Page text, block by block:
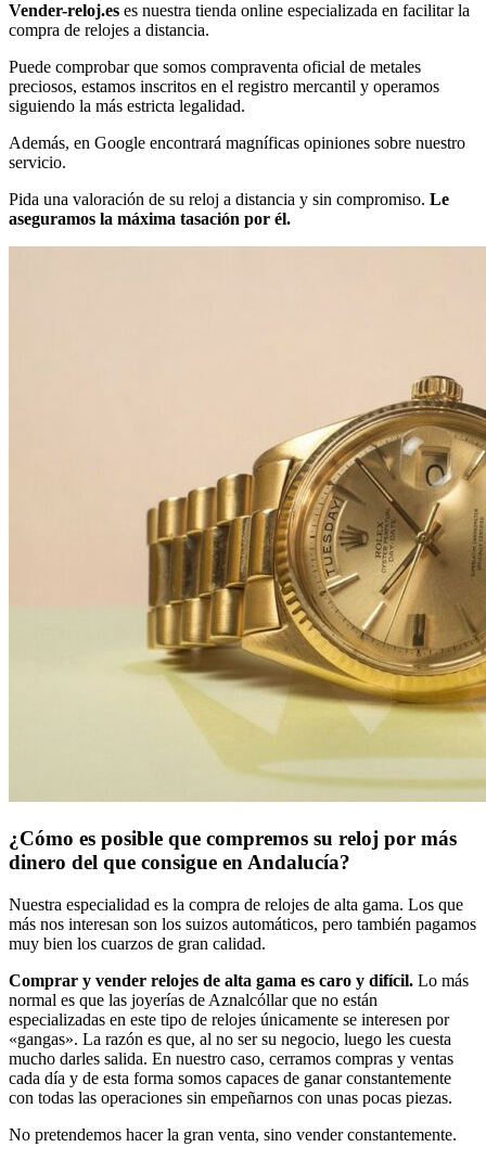
Vender-reloj.es es nuestra tienda online especializada en facilitar la
compra de relojes a distancia.
Puede comprobar que somos compraventa oficial de metales
preciosos, estamos inscritos en el registro mercantil y operamos
siguiendo la más estricta legalidad.
Además, en Google encontrará magníficas opiniones sobre nuestro
servicio.
Pida una valoración de su reloj a distancia y sin compromiso. Le
aseguramos la máxima tasación por él.
¿Cómo es posible que compremos su reloj por más
dinero del que consigue en Andalucía?
Nuestra especialidad es la compra de relojes de alta gama. Los que
más nos interesan son los suizos automáticos, pero también pagamos
muy bien los cuarzos de gran calidad.
Comprar y vender relojes de alta gama es caro y difícil. Lo más
normal es que las joyerías de Aznalcóllar que no están
especializadas en este tipo de relojes únicamente se interesen por
«gangas». La razón es que, al no ser su negocio, luego les cuesta
mucho darles salida. En nuestro caso, cerramos compras y ventas
cada día y de esta forma somos capaces de ganar constantemente
con todas las operaciones sin empeñarnos con unas pocas piezas.
No pretendemos hacer la gran venta, sino vender constantemente.